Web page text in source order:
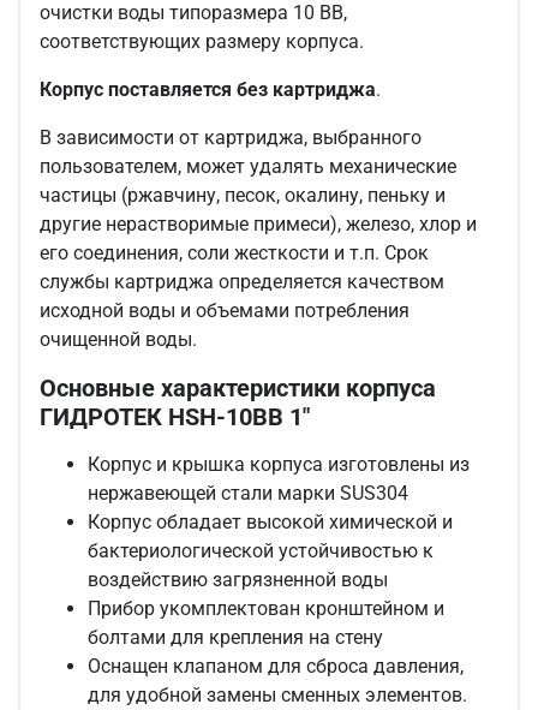
очистки воды типоразмера 10 BB,
соответствующих размеру корпуса.
Корпус поставляется без картриджа.
В зависимости от картриджа, выбранного
пользователем, может удалять механические
частицы (ржавчину, песок, окалину, пеньку и
другие нерастворимые примеси), железо, хлор и
его соединения, соли жесткости и т.п. Срок
службы картриджа определяется качеством
исходной воды и объемами потребления
очищенной воды.
Основные характеристики корпуса
ГИДРОТЕК HSH-10BB 1"
Корпус и крышка корпуса изготовлены из
нержавеющей стали марки SUS304
Корпус обладает высокой химической и
бактериологической устойчивостью к
воздействию загрязненной воды
Прибор укомплектован кронштейном и
болтами для крепления на стену
Оснащен клапаном для сброса давления,
для удобной замены сменных элементов.